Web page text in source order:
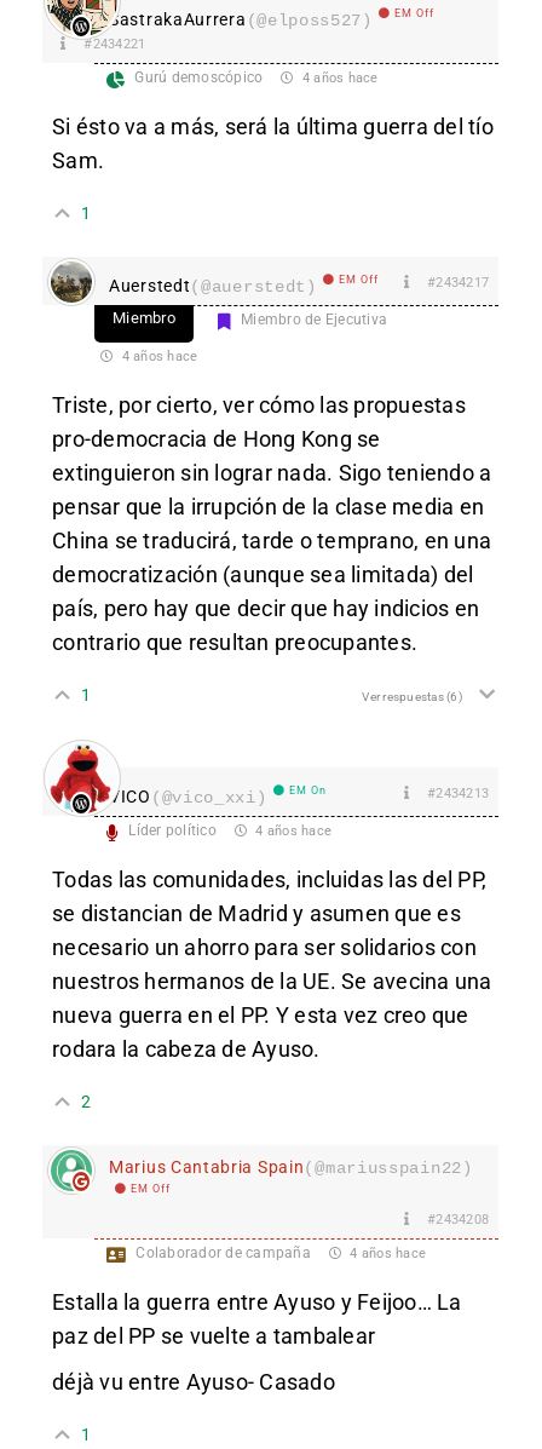
SastrakaAurrera (@elposs527) EM Off
#2434221
Gurú demoscópico 4 años hace
Si ésto va a más, será la última guerra del tío
Sam.
1
Auerstedt(@auerstedt) EM Off #2434217
Miembro Miembro de Ejecutiva
4 años hace
Triste, por cierto, ver cómo las propuestas
pro-democracia de Hong Kong se
extinguieron sin lograr nada. Sigo teniendo a
pensar que la irrupción de la clase media en
China se traducirá, tarde o temprano, en una
democratización (aunque sea limitada) del
país, pero hay que decir que hay indicios en
contrario que resultan preocupantes.
1 Ver respuestas(6)
VICO (@vico_xxi) EM On #2434213
Líder político 4 años hace
Todas las comunidades, incluidas las del PP,
se distancian de Madrid y asumen que es
necesario un ahorro para ser solidarios con
nuestros hermanos de la UE. Se avecina una
nueva guerra en el PP. Y esta vez creo que
rodara la cabeza de Ayuso.
2
Marius Cantabria Spain(@mariusspain22)
EM Off
#2434208
Colaborador de campaña 4 años hace
Estalla la guerra entre Ayuso y Feijoo… La
paz del PP se vuelte a tambalear
déjà vu entre Ayuso- Casado
1